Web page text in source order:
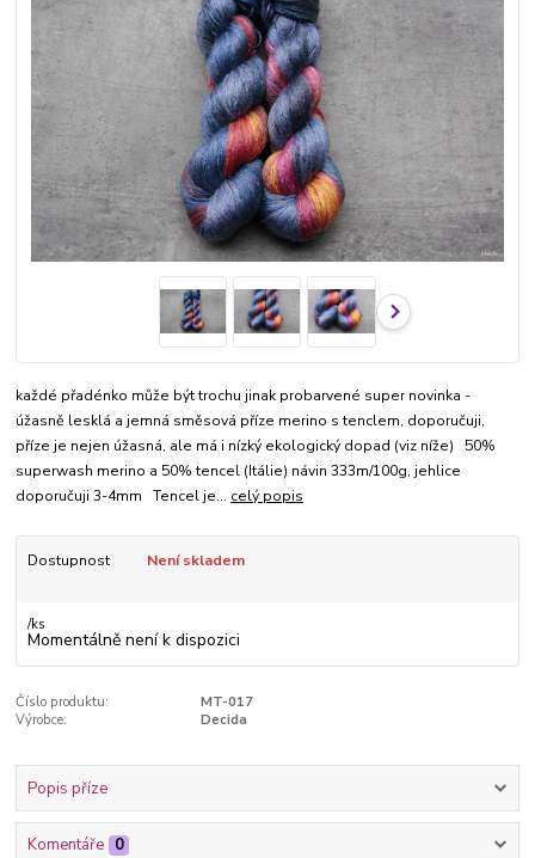
každé přadénko může být trochu jinak probarvené super novinka -
úžasně lesklá a jemná směsová příze merino s tenclem, doporučuji,
příze je nejen úžasná, ale má i nízký ekologický dopad (viz níže) 50%
superwash merino a 50% tencel (Itálie) návin 333m/100g, jehlice
doporučuji 3-4mm Tencel je... celý popis
Dostupnost Není skladem
/ks
Momentálně není k dispozici
Číslo produktu:
MT-017
Výrobce:
Decida
Popis příze
Komentáře 0